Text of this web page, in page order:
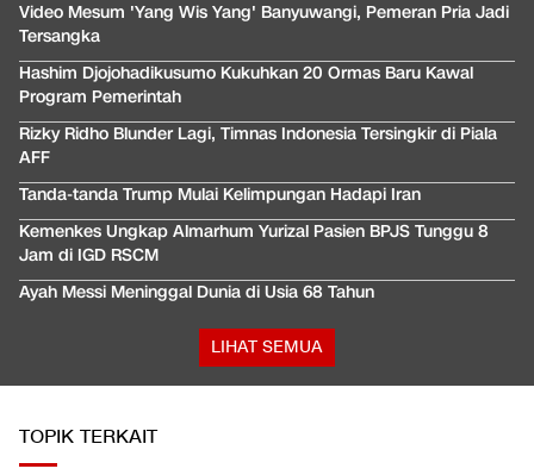
Video Mesum 'Yang Wis Yang' Banyuwangi, Pemeran Pria Jadi
Tersangka
Hashim Djojohadikusumo Kukuhkan 20 Ormas Baru Kawal
Program Pemerintah
Rizky Ridho Blunder Lagi, Timnas Indonesia Tersingkir di Piala
AFF
Tanda-tanda Trump Mulai Kelimpungan Hadapi Iran
Kemenkes Ungkap Almarhum Yurizal Pasien BPJS Tunggu 8
Jam di IGD RSCM
Ayah Messi Meninggal Dunia di Usia 68 Tahun
LIHAT SEMUA
TOPIK TERKAIT